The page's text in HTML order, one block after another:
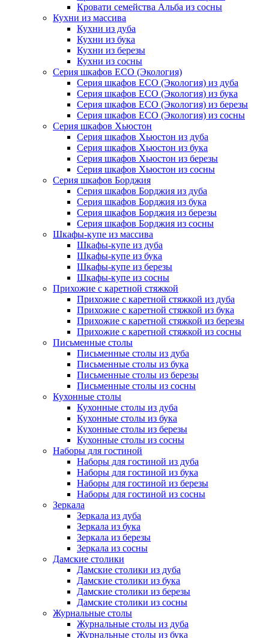
Кровати семейства Альба из сосны
Кухни из массива
Кухни из дуба
Кухни из бука
Кухни из березы
Кухни из сосны
Серия шкафов ECO (Экология)
Серия шкафов ECO (Экология) из дуба
Серия шкафов ECO (Экология) из бука
Серия шкафов ECO (Экология) из березы
Серия шкафов ECO (Экология) из сосны
Серия шкафов Хьюстон
Серия шкафов Хьюстон из дуба
Серия шкафов Хьюстон из бука
Серия шкафов Хьюстон из березы
Серия шкафов Хьюстон из сосны
Серия шкафов Борджия
Серия шкафов Борджия из дуба
Серия шкафов Борджия из бука
Серия шкафов Борджия из березы
Серия шкафов Борджия из сосны
Шкафы-купе из массива
Шкафы-купе из дуба
Шкафы-купе из бука
Шкафы-купе из березы
Шкафы-купе из сосны
Прихожие с каретной стяжкой
Прихожие с каретной стяжкой из дуба
Прихожие с каретной стяжкой из бука
Прихожие с каретной стяжкой из березы
Прихожие с каретной стяжкой из сосны
Письменные столы
Письменные столы из дуба
Письменные столы из бука
Письменные столы из березы
Письменные столы из сосны
Кухонные столы
Кухонные столы из дуба
Кухонные столы из бука
Кухонные столы из березы
Кухонные столы из сосны
Наборы для гостиной
Наборы для гостиной из дуба
Наборы для гостиной из бука
Наборы для гостиной из березы
Наборы для гостиной из сосны
Зеркала
Зеркала из дуба
Зеркала из бука
Зеркала из березы
Зеркала из сосны
Дамские столики
Дамские столики из дуба
Дамские столики из бука
Дамские столики из березы
Дамские столики из сосны
Журнальные столы
Журнальные столы из дуба
Журнальные столы из бука